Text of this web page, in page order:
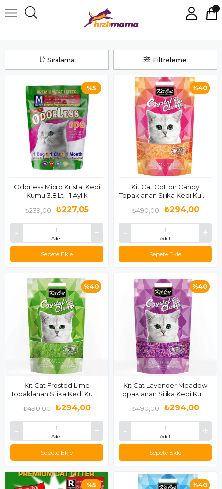
Filtreleme
Sıralama
Odorless Micro Kristal Kedi
Kumu 3.8 Lt - 1 Aylık
Adet
₺227,05
₺239,00
Sepete Ekle
%5
Kit Cat Cotton Candy
Topaklanan Silika Kedi Kumu
Adet
₺294,00
₺490,00
Sepete Ekle
%40
Kit Cat Frosted Lime
Topaklanan Silika Kedi Kumu
Adet
₺294,00
₺490,00
Sepete Ekle
%40
Kit Cat Lavender Meadow
Topaklanan Silika Kedi Kumu
Adet
₺294,00
₺490,00
Sepete Ekle
%40
%5 %40